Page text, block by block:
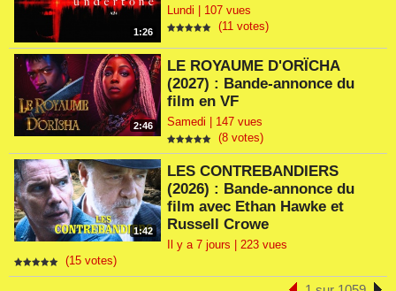
1:26
Lundi | 107 vues
(11 votes)
2:46
LE ROYAUME D'ORÏCHA
(2027) : Bande-annonce du
film en VF
Samedi | 147 vues
(8 votes)
1:42
LES CONTREBANDIERS
(2026) : Bande-annonce du
film avec Ethan Hawke et
Russell Crowe
Il y a 7 jours | 223 vues
(15 votes)